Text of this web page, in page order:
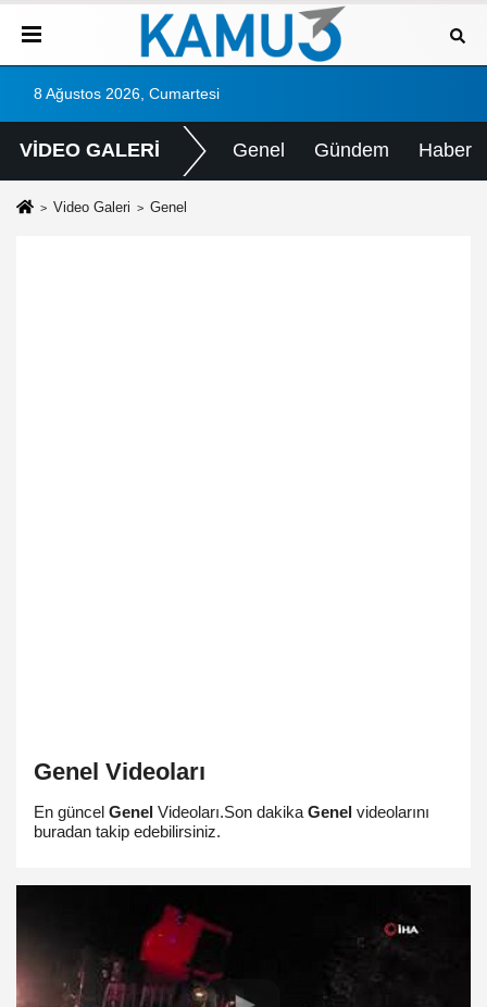
8 Ağustos 2026, Cumartesi
VİDEO GALERİ Genel Gündem Haber
Video Galeri Genel
Genel Videoları
En güncel Genel Videoları.Son dakika Genel videolarını
buradan takip edebilirsiniz.